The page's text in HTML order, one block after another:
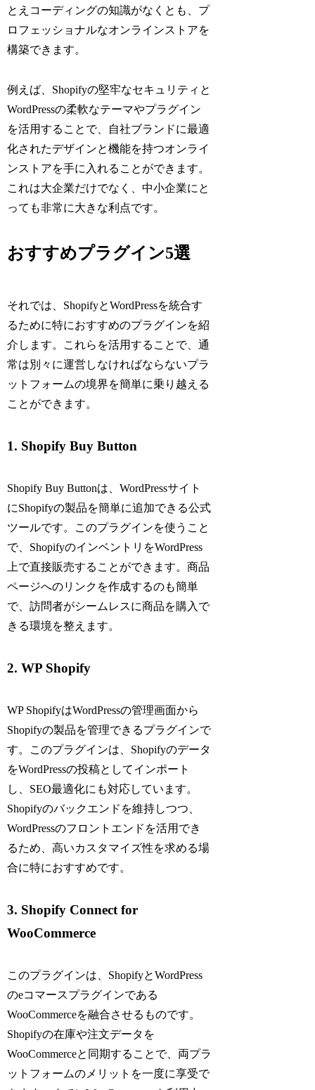
とえコーディングの知識がなくとも、プ
ロフェッショナルなオンラインストアを
構築できます。
例えば、Shopifyの堅牢なセキュリティと
WordPressの柔軟なテーマやプラグイン
を活用することで、自社ブランドに最適
化されたデザインと機能を持つオンライ
ンストアを手に入れることができます。
これは大企業だけでなく、中小企業にと
っても非常に大きな利点です。
おすすめプラグイン5選
それでは、ShopifyとWordPressを統合す
るために特におすすめのプラグインを紹
介します。これらを活用することで、通
常は別々に運営しなければならないプラ
ットフォームの境界を簡単に乗り越える
ことができます。
1. Shopify Buy Button
Shopify Buy Buttonは、WordPressサイト
にShopifyの製品を簡単に追加できる公式
ツールです。このプラグインを使うこと
で、ShopifyのインベントリをWordPress
上で直接販売することができます。商品
ページへのリンクを作成するのも簡単
で、訪問者がシームレスに商品を購入で
きる環境を整えます。
2. WP Shopify
WP ShopifyはWordPressの管理画面から
Shopifyの製品を管理できるプラグインで
す。このプラグインは、Shopifyのデータ
をWordPressの投稿としてインポート
し、SEO最適化にも対応しています。
Shopifyのバックエンドを維持しつつ、
WordPressのフロントエンドを活用でき
るため、高いカスタマイズ性を求める場
合に特におすすめです。
3. Shopify Connect for
WooCommerce
このプラグインは、ShopifyとWordPress
のeコマースプラグインである
WooCommerceを融合させるものです。
Shopifyの在庫や注文データを
WooCommerceと同期することで、両プラ
ットフォームのメリットを一度に享受で